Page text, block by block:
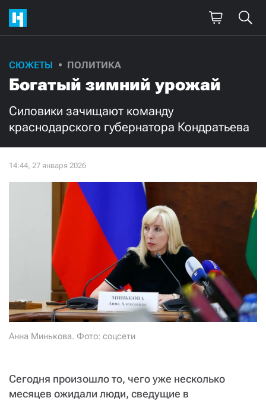
СЮЖЕТЫ ПОЛИТИКА
Богатый зимний урожай
Силовики зачищают команду
краснодарского губернатора Кондратьева
Анна Минькова. Фото: соцсети
Сегодня произошло то, чего уже несколько
месяцев ожидали люди, сведущие в
Поддержите
нашу работу!
Ежемесячно
Нажимая кнопку «Стать соучастником»,
я принимаю
и подтверждаю свое гражданство РФ
СТАТЬ СОУЧАСТНИКОМ
ПОДЕЛИТЬСЯ С ДРУЗЬЯМИ
Если у вас есть вопросы, пишите donate@novayagazeta.ru или
звоните: